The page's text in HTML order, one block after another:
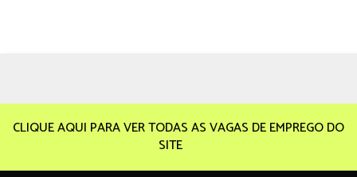
CLIQUE AQUI PARA VER TODAS AS VAGAS DE EMPREGO DO
SITE